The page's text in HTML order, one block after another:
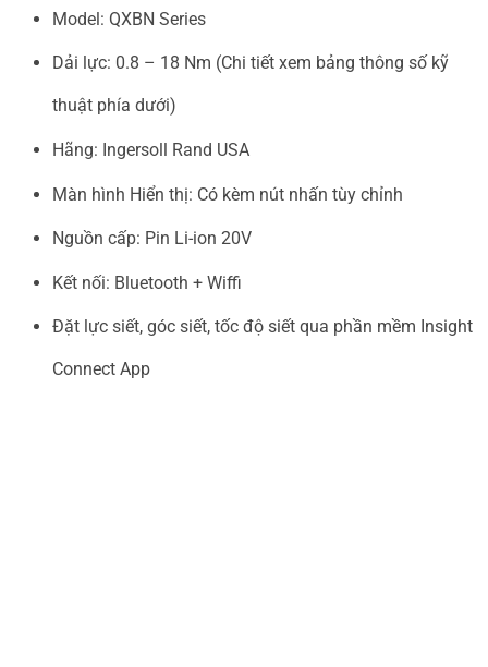
Model: QXBN Series
Dải lực: 0.8 – 18 Nm (Chi tiết xem bảng thông số kỹ
thuật phía dưới)
Hãng: Ingersoll Rand USA
Màn hình Hiển thị: Có kèm nút nhấn tùy chỉnh
Nguồn cấp: Pin Li-ion 20V
Kết nối: Bluetooth + Wiffi
Đặt lực siết, góc siết, tốc độ siết qua phần mềm Insight
Connect App